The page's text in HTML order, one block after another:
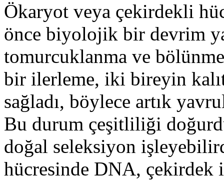
Ökaryot veya çekirdekli
önce biyolojik bir devrim
tomurcuklanma ve
bir ilerleme, iki bireyin
sağladı, böylece artık
Bu durum çeşitliliği
doğal seleksiyon
hücresinde DNA,